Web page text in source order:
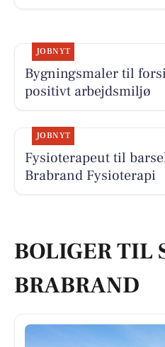
JOBNYT
Bygningsmaler til
positivt arbejdsmiljø
JOBNYT
Fysioterapeut til
Brabrand Fysioterapi
BOLIGER TIL
BRABRAND